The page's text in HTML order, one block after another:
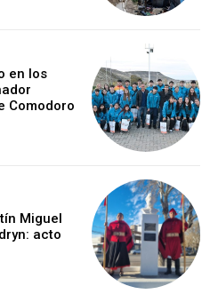
en los
Comodoro
Miguel
acto